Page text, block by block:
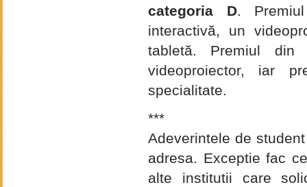
categoria D.
interactivă, un
tabletă. Premiul
videoproiector, iar
specialitate.
***
Adeverintele de
adresa. Exceptie fac
alte institutii care